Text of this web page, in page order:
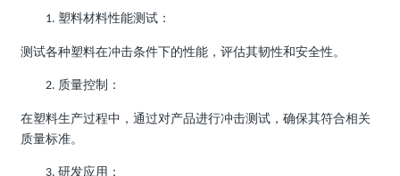
1. 塑料材料性能测试：
测试各种塑料在冲击条件下的性能，评估其韧性和安全性。
2.质量控制：
在塑料生产过程中，通过对产品进行冲击测试，确保其符合相关
质量标准。
3.研发应用：